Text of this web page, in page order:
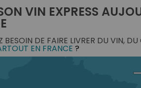
VIN EXPRESS
BESOIN DE FAIRE LIVRER DU VIN,
EN FRANCE ?